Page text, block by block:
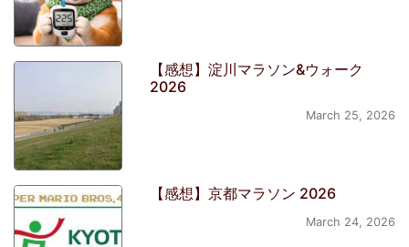
【感想】淀川マラソン&ウォーク
2026
March 25, 2026
【感想】京都マラソン 2026
March 24, 2026